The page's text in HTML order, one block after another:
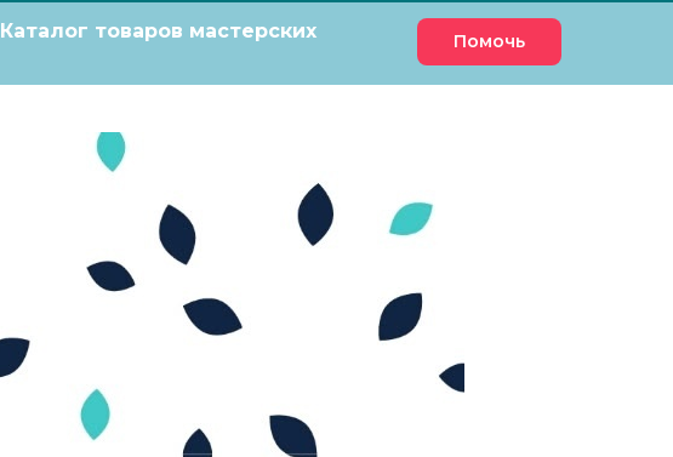
Каталог товаров мастерских
Помочь